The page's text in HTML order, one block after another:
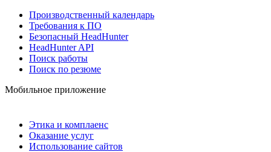
Производственный календарь
Требования к ПО
Безопасный HeadHunter
HeadHunter API
Поиск работы
Поиск по резюме
Мобильное приложение
Этика и комплаенс
Оказание услуг
Использование сайтов